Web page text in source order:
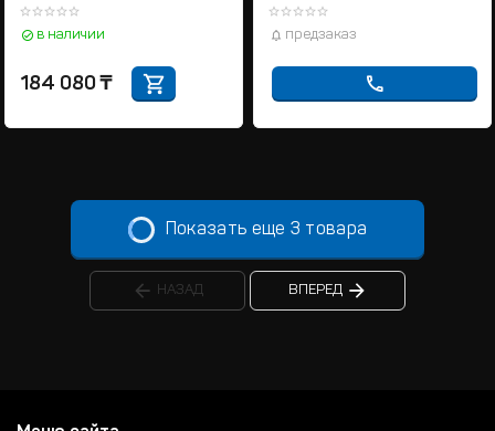
в наличии
184 080 ₸
предзаказ
Показать еще 3 товара
НАЗАД ВПЕРЕД